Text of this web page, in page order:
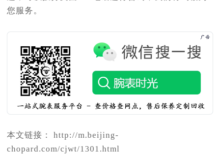
您服务。
本文链接： http://m.beijing-
chopard.com/cjwt/1301.html